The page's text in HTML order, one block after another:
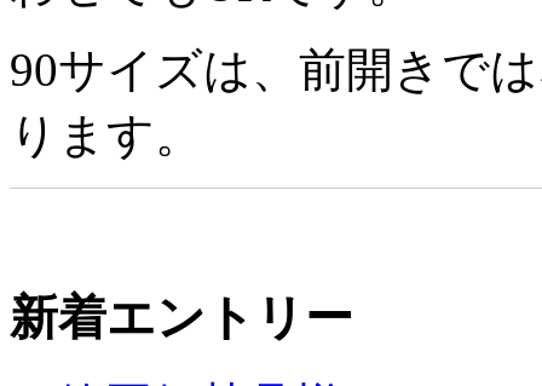
90サイズは、前開きで
ります。
新着エントリー